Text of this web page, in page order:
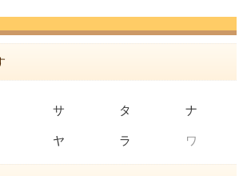
サ タ ナ
ヤ ラ ワ